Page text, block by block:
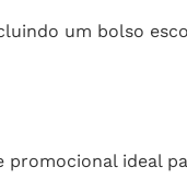
um bolso
ideal